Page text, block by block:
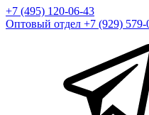
+7 (495) 120-06-43
Оптовый отдел +7 (929) 579-